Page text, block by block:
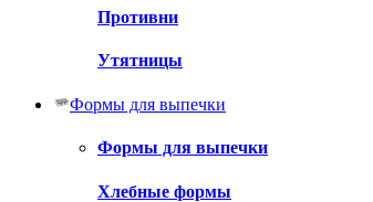
Противни
Утятницы
Формы для выпечки
Формы для выпечки
Хлебные формы